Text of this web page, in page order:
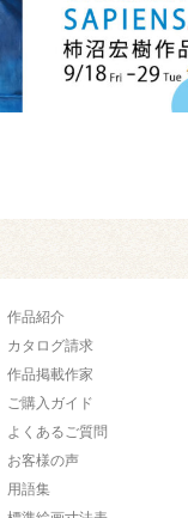
作品紹介
カタログ請求
作品掲載作家
ご購入ガイド
よくあるご質問
お客様の声
用語集